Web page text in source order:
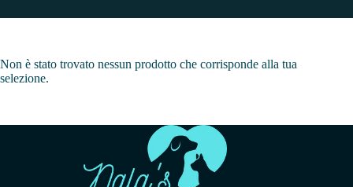
Non è stato trovato nessun prodotto che corrisponde alla tua
selezione.